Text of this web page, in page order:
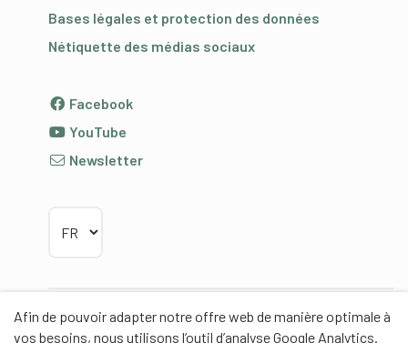
Afin de pouvoir adapter notre offre web de manière optimale à
vos besoins, nous utilisons l’outil d’analyse Google Analytics.
Bases légales et protection des données
Nétiquette des médias sociaux
Facebook
YouTube
Newsletter
Partenaires